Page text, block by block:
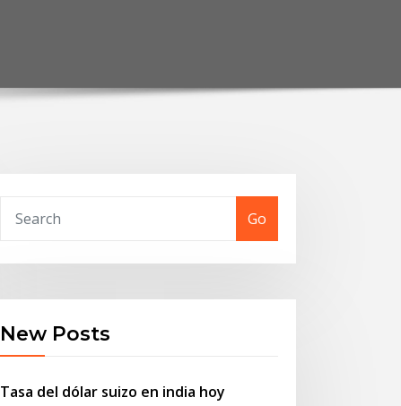
Go
New Posts
Tasa del dólar suizo en india hoy